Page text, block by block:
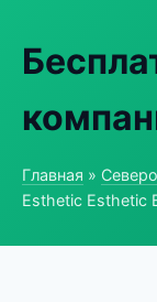
Главная »
Esthetic Esthetic